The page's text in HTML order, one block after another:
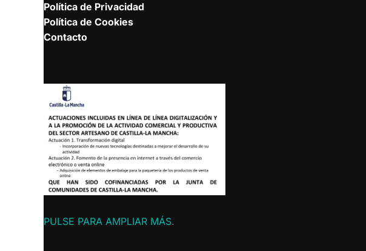
Política de Privacidad
Política de Cookies
Contacto
PULSE PARA AMPLIAR MÁS.